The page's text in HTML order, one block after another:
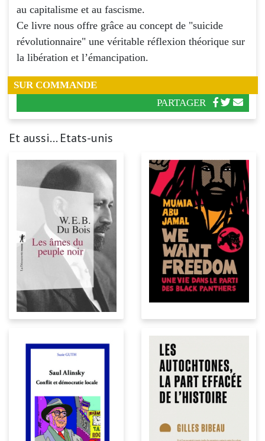
au capitalisme et au fascisme.
Ce livre nous offre grâce au concept de "suicide
révolutionnaire" une véritable réflexion théorique sur
la libération et l’émancipation.
SUR COMMANDE
PARTAGER
Et aussi... Etats-unis